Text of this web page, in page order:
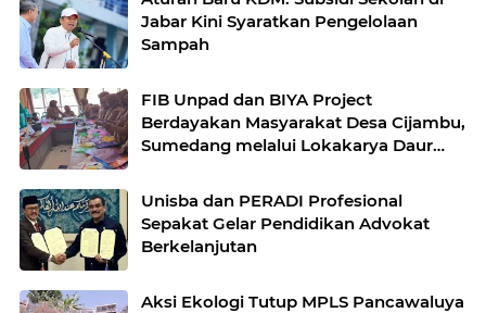
Jabar Kini Syaratkan Pengelolaan
Sampah
FIB Unpad dan BIYA Project
Berdayakan Masyarakat Desa Cijambu,
Sumedang melalui Lokakarya Daur
Unisba dan PERADI Profesional
Sepakat Gelar Pendidikan Advokat
Berkelanjutan
Aksi Ekologi Tutup MPLS Pancawaluya